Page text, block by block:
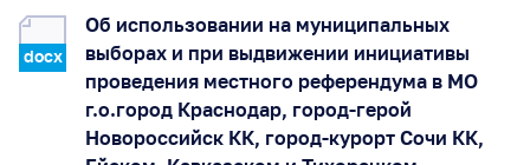
docx
Об использовании на муниципальных
выборах и при выдвижении инициативы
проведения местного референдума в МО
г.о.город Краснодар, город-герой
Новороссийск КК, город-курорт Сочи КК,